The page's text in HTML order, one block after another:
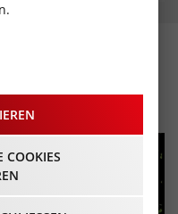
Volume 2
19:00 Uhr
COOKIES